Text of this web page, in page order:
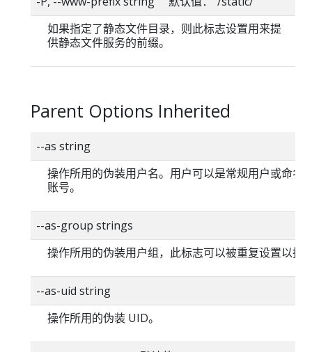
如果指定了静态文件目录，则此标志设置用来提
供静态文件服务的前缀。
Parent Options Inherited
--as string
操作所用的伪装用户名。用户可以是常规用户或命名
账号。
--as-group strings
操作所用的伪装用户组，此标志可以被重复设置以指
--as-uid string
操作所用的伪装 UID。